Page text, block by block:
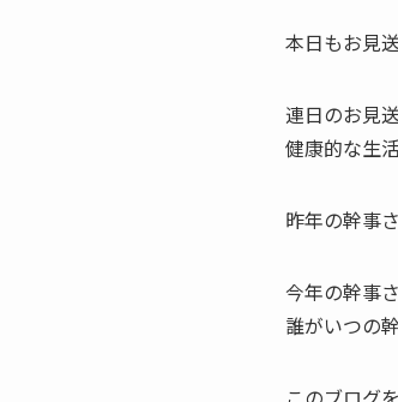
本日もお見
連日のお見
健康的な生
昨年の幹事
今年の幹事
誰がいつの